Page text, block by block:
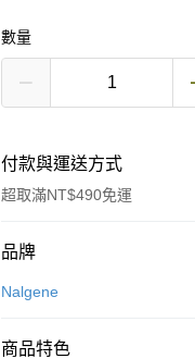
數量
付款與運送方式
超取滿NT$490免運
付款方式
信用卡一次付款
品牌
Nalgene
商品特色